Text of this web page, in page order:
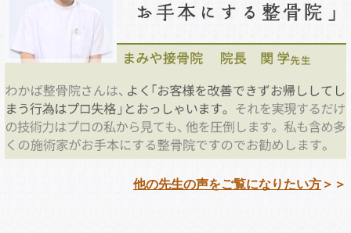
他の先生の声をご覧になりたい方 ＞＞